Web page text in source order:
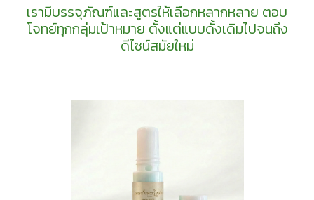
เรามีบรรจุภัณฑ์และสูตรให้เลือกหลากหลาย ตอบ
โจทย์ทุกกลุ่มเป้าหมาย ตั้งแต่แบบดั้งเดิมไปจนถึง
ดีไซน์สมัยใหม่